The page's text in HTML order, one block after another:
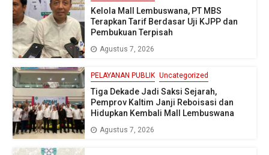
Kelola Mall Lembuswana, PT MBS
Terapkan Tarif Berdasar Uji KJPP dan
Pembukuan Terpisah
Agustus 7, 2026
PELAYANAN PUBLIK Uncategorized
Tiga Dekade Jadi Saksi Sejarah,
Pemprov Kaltim Janji Reboisasi dan
Hidupkan Kembali Mall Lembuswana
Agustus 7, 2026